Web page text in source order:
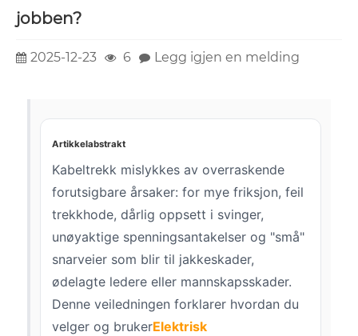
jobben?
2025-12-23 6 Legg igjen en melding
Artikkelabstrakt
Kabeltrekk mislykkes av overraskende
forutsigbare årsaker: for mye friksjon, feil
trekkhode, dårlig oppsett i svinger,
unøyaktige spenningsantakelser og "små"
snarveier som blir til jakkeskader,
ødelagte ledere eller mannskapsskader.
Denne veiledningen forklarer hvordan du
velger og brukerElektrisk